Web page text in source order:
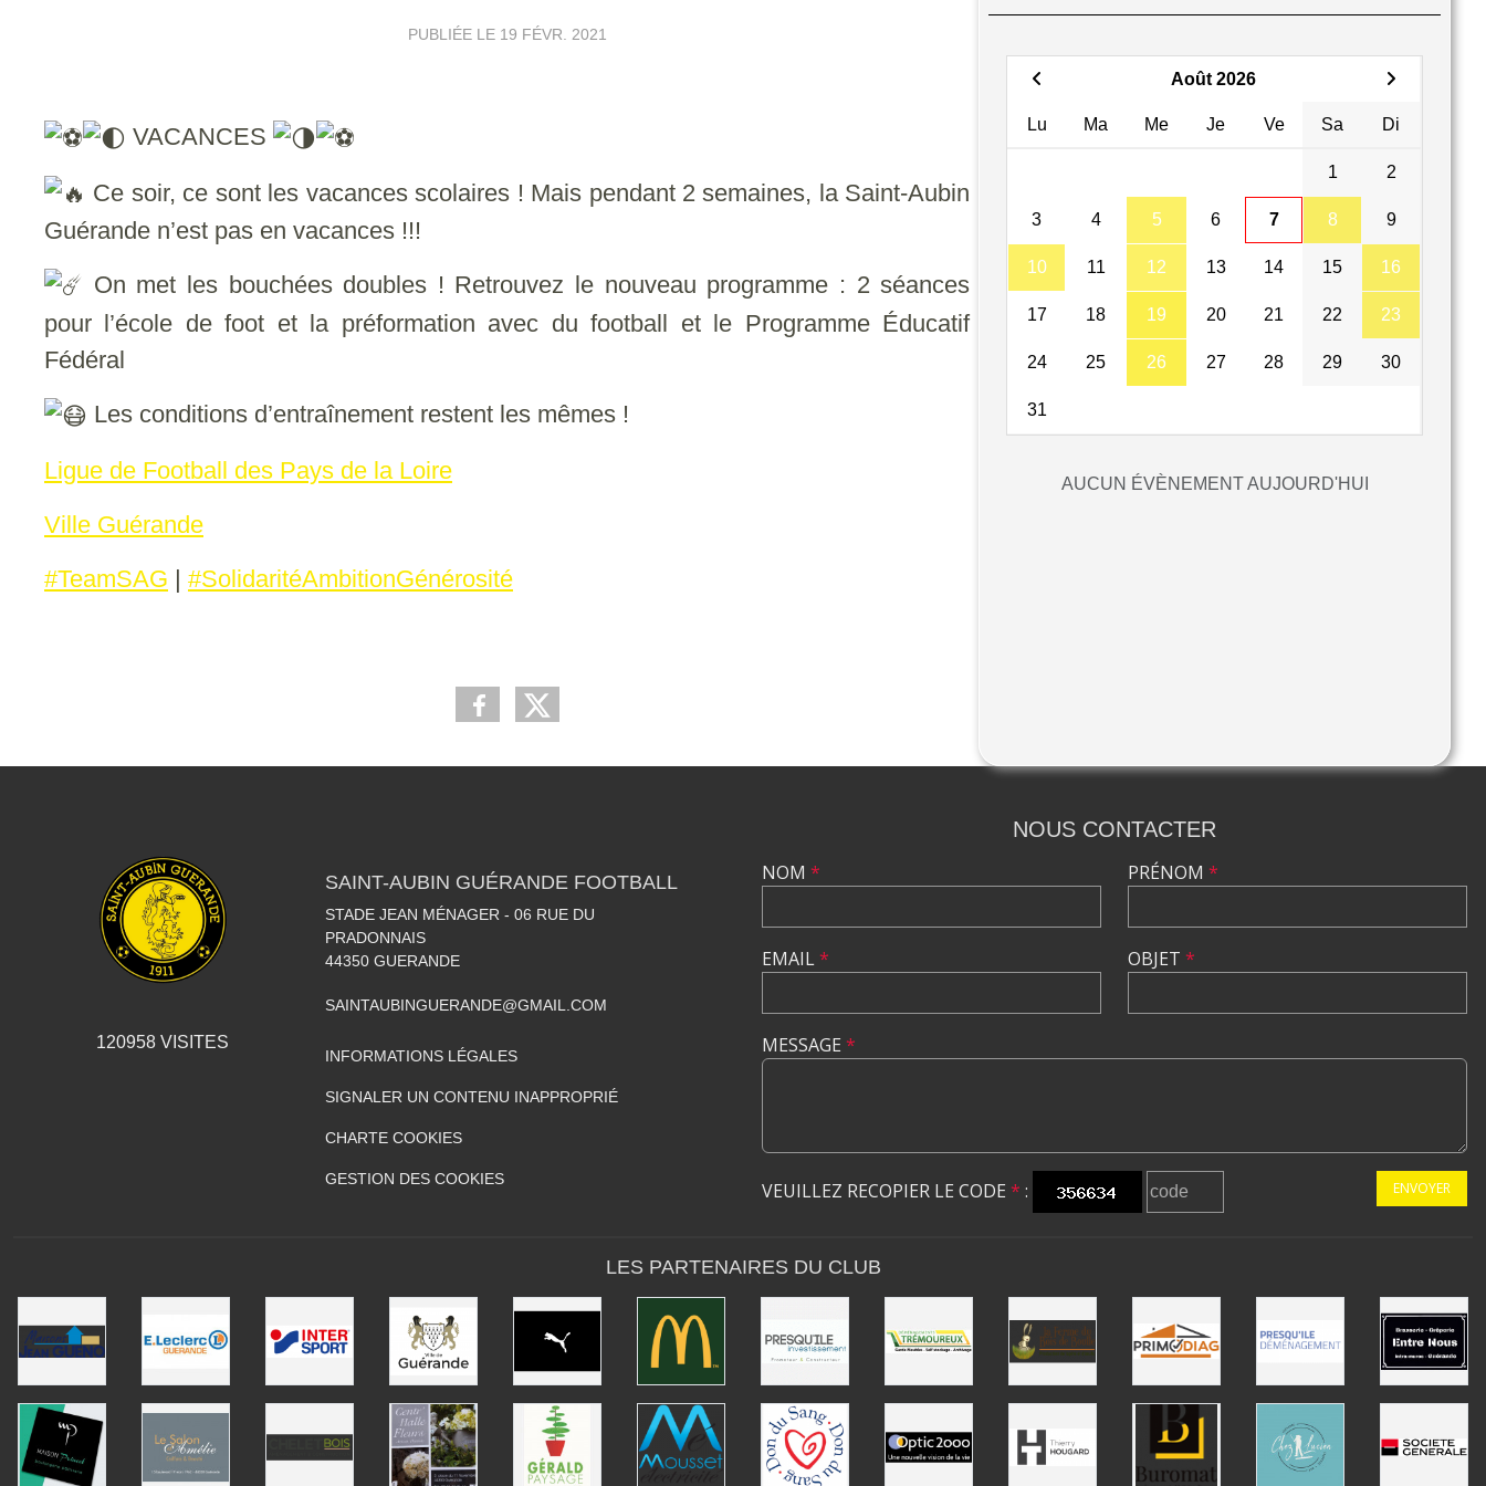
PUBLIÉE LE 19 FÉVR. 2021
VACANCES
Ce soir, ce sont les vacances scolaires ! Mais pendant 2 semaines, la Saint-Aubin
Guérande n’est pas en vacances !!!
On met les bouchées doubles ! Retrouvez le nouveau programme : 2 séances
pour l’école de foot et la préformation avec du football et le Programme Éducatif
Fédéral
Les conditions d’entraînement restent les mêmes !
Ligue de Football des Pays de la Loire
Ville Guérande
#TeamSAG | #SolidaritéAmbitionGénérosité
Août 2026
Lu Ma Me Je Ve Sa Di
1 2
3 4 5 6 7 8 9
10 11 12 13 14 15 16
17 18 19 20 21 22 23
24 25 26 27 28 29 30
31
AUCUN ÉVÈNEMENT AUJOURD'HUI
120958 VISITES
SAINT-AUBIN GUÉRANDE FOOTBALL
STADE JEAN MÉNAGER - 06 RUE DU
PRADONNAIS
44350 GUERANDE
SAINTAUBINGUERANDE@GMAIL.COM
INFORMATIONS LÉGALES
SIGNALER UN CONTENU INAPPROPRIÉ
CHARTE COOKIES
GESTION DES COOKIES
NOUS CONTACTER
NOM *
EMAIL*
PRÉNOM *
OBJET *
MESSAGE *
VEUILLEZ RECOPIER LE CODE * : ENVOYER
LES PARTENAIRES DU CLUB